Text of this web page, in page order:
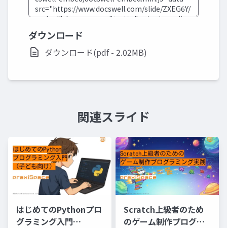
ダウンロード
ダウンロード(pdf - 2.02MB)
関連スライド
はじめてのPythonプロ
グラミング入門
Scratch上級者のため
のゲーム制作プログラ